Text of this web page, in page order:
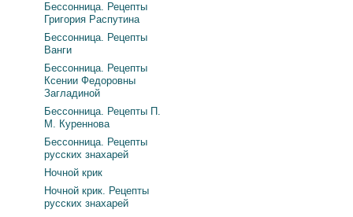
Бессонница. Рецепты
Григория Распутина
Бессонница. Рецепты
Ванги
Бессонница. Рецепты
Ксении Федоровны
Загладиной
Бессонница. Рецепты П.
М. Куреннова
Бессонница. Рецепты
русских знахарей
Ночной крик
Ночной крик. Рецепты
русских знахарей